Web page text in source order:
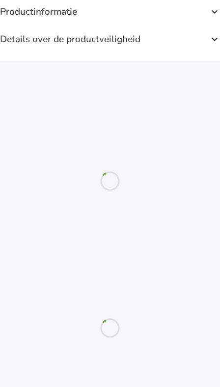
Productinformatie
Details over de productveiligheid